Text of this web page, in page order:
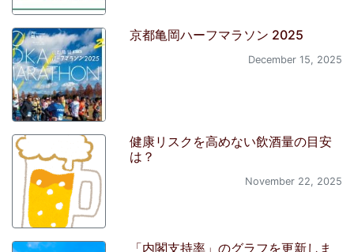
京都亀岡ハーフマラソン 2025
December 15, 2025
健康リスクを高めない飲酒量の目安
は？
November 22, 2025
「内閣支持率」のグラフを更新しま